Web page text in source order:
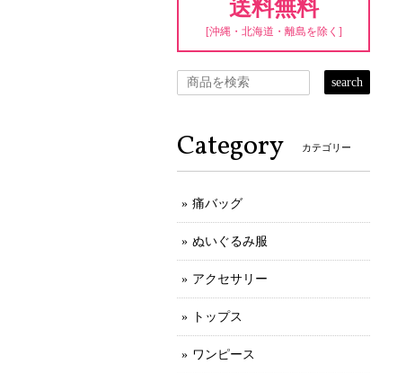
送料無料
[沖縄・北海道・離島を除く]
search
Category カテゴリー
痛バッグ
ぬいぐるみ服
アクセサリー
トップス
ワンピース